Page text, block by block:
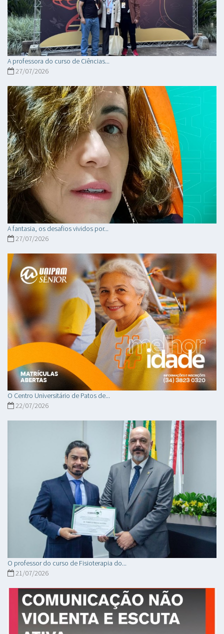
A professora do curso de Ciências...
27/07/2026
A fantasia, os desafios vividos por...
27/07/2026
O Centro Universitário de Patos de...
22/07/2026
O professor do curso de Fisioterapia do...
21/07/2026